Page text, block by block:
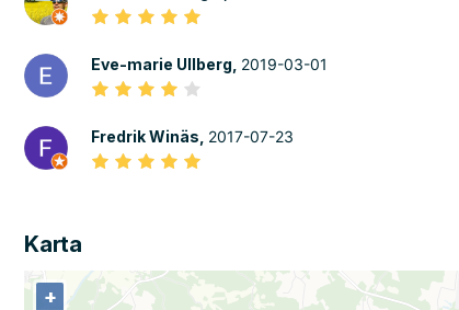
Eve-marie Ullberg, 2019-03-01
Fredrik Winäs, 2017-07-23
Karta
+
+